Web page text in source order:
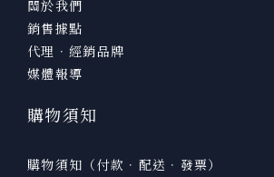
關於我們
銷售據點
代理．經銷品牌
媒體報導
購物須知
購物須知（付款．配送．發票）